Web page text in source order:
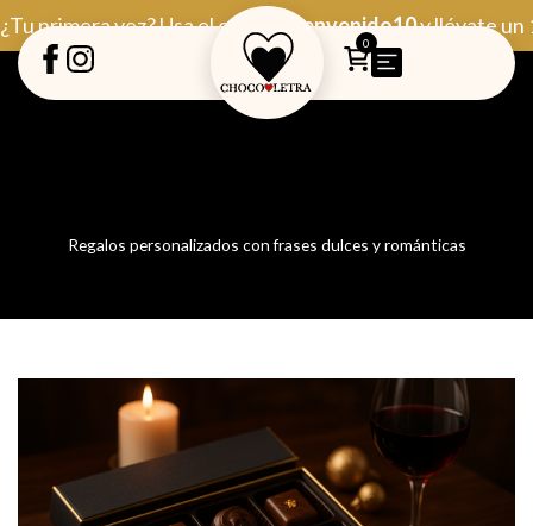
al
contenido
¿Tu primera vez? Usa el código Bienvenido10y llévate un
0
Regalos personalizados con frases dulces y románticas